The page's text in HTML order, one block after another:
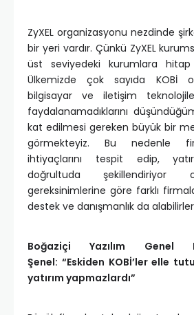
ZyXEL organizasyonu nezdinde
bir yeri vardır. Çünkü ZyXEL
üst seviyedeki kurumlara
Ülkemizde çok sayıda KOBİ
bilgisayar ve iletişim
faydalanamadıklarını
kat edilmesi gereken büyük bir
görmekteyiz. Bu nedenle
ihtiyaçlarını tespit edip,
doğrultuda şekillendiriyor
gereksinimlerine göre farklı
destek ve danışmanlık da
Boğaziçi Yazılım Genel
Şenel: “Eskiden KOBİ’ler elle
yatırım yapmazlardı”